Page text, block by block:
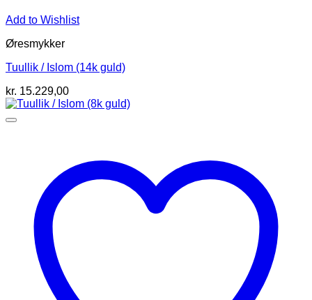
Add to Wishlist
Øresmykker
Tuullik / Islom (14k guld)
kr. 15.229,00